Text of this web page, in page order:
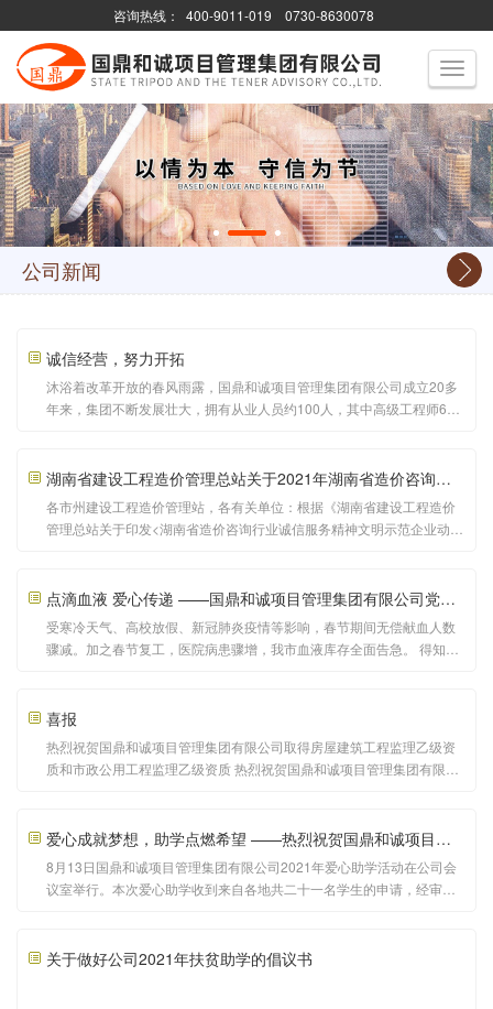
咨询热线： 400-9011-019 0730-8630078
公司新闻
诚信经营，努力开拓
沐浴着改革开放的春风雨露，国鼎和诚项目管理集团有限公司成立20多
年来，集团不断发展壮大，拥有从业人员约100人，其中高级工程师6
人数的80%；注册资金为人民币5000万元，迅速成长为一家专门从湖南省建设工程造价管理总站关于2021年湖南省造价咨询行业诚信服务精神文明示范企业建设工作的通报
各市州建设工程造价管理站，各有关单位：根据《湖南省建设工程造价
管理总站关于印发<湖南省造价咨询行业诚信服务精神文明示范企业动态
设活动资料的企业，严格按照日常创建、平时抽检
点滴血液 爱心传递 ——国鼎和诚项目管理集团有限公司党支部组织员工开展无偿献血活动
受寒冷天气、高校放假、新冠肺炎疫情等影响，春节期间无偿献血人数
骤减。加之春节复工，医院病患骤增，我市血液库存全面告急。 得知这
血量达4800ml，大家用血液凝聚爱心，用行动诠释奉献
喜报
热烈祝贺国鼎和诚项目管理集团有限公司取得房屋建筑工程监理乙级资
质和市政公用工程监理乙级资质 热烈祝贺国鼎和诚项目管理集团有限公
目管理集团有限公司被湖南省建设
爱心成就梦想，助学点燃希望 ——热烈祝贺国鼎和诚项目管理集团有限公司2021年爱心助学活动圆满落幕
8月13日国鼎和诚项目管理集团有限公司2021年爱心助学活动在公司会
议室举行。本次爱心助学收到来自各地共二十一名学生的申请，经审核
及岳阳日报社相关工作人员的见证下向各位学
关于做好公司2021年扶贫助学的倡议书
Toggle